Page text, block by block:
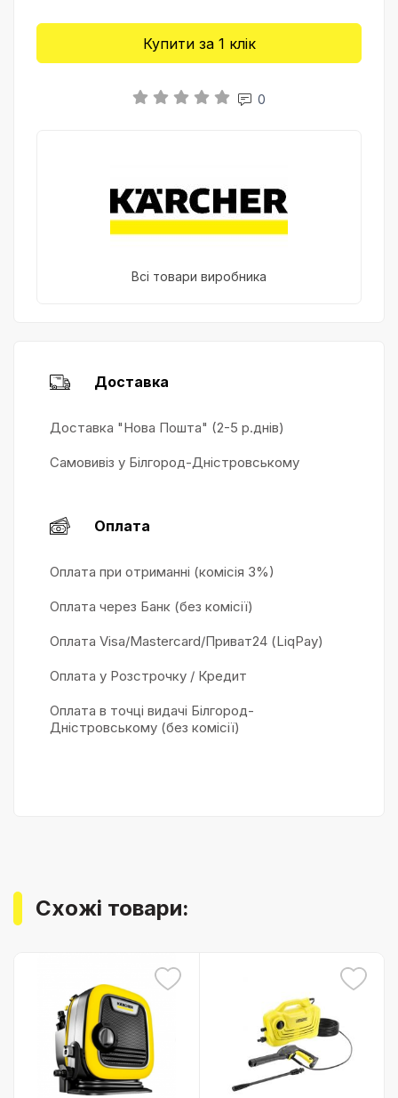
Купити за 1 клiк
0
Всі товари виробника
Доставка
Доставка "Нова Пошта" (2-5 р.днів)
Самовивіз у Білгород-Дністровському
Оплата
Оплата при отриманні (комісія 3%)
Оплата через Банк (без комісії)
Оплата Visa/Mastercard/Приват24 (LiqPay)
Оплата у Розстрочку / Кредит
Оплата в точці видачі Білгород-
Дністровському (без комісії)
Схожі товари: